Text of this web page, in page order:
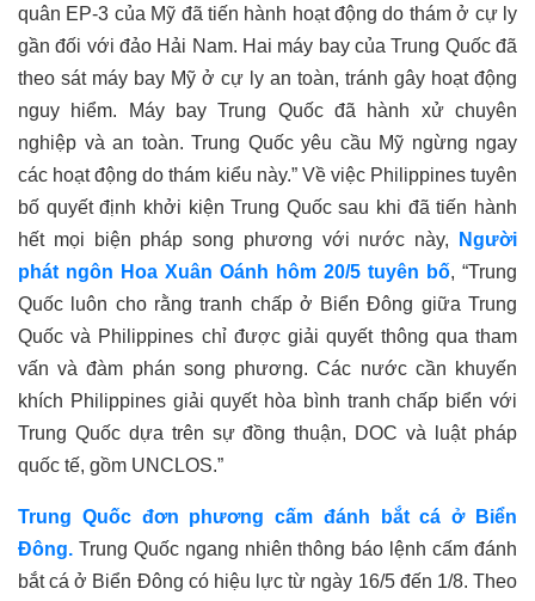
quân EP-3 của Mỹ đã tiến hành hoạt động do thám ở cự ly
gần đối với đảo Hải Nam. Hai máy bay của Trung Quốc đã
theo sát máy bay Mỹ ở cự ly an toàn, tránh gây hoạt động
nguy hiểm. Máy bay Trung Quốc đã hành xử chuyên
nghiệp và an toàn. Trung Quốc yêu cầu Mỹ ngừng ngay
các hoạt động do thám kiểu này.”Về việc Philippines tuyên
bố quyết định khởi kiện Trung Quốc sau khi đã tiến hành
hết mọi biện pháp song phương với nước này,
Người
phát ngôn Hoa Xuân Oánh hôm 20/5 tuyên bố, “Trung
Quốc luôn cho rằng tranh chấp ở Biển Đông giữa Trung
Quốc và Philippines chỉ được giải quyết thông qua tham
vấn và đàm phán song phương. Các nước cần khuyến
khích Philippines giải quyết hòa bình tranh chấp biển với
Trung Quốc dựa trên sự đồng thuận, DOC và luật pháp
quốc tế, gồm UNCLOS.”
Trung Quốc đơn phương cấm đánh bắt cá ở Biển
Đông. Trung Quốc ngang nhiên thông báo lệnh cấm đánh
bắt cáở Biển Đông có hiệu lực từ ngày 16/5 đến 1/8. Theo